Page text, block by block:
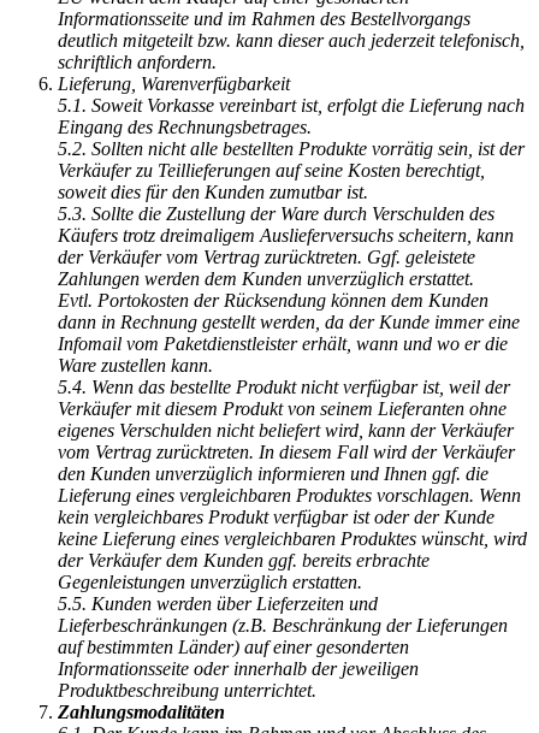
Informationsseite und im Rahmen des Bestellvorgangs
deutlich mitgeteilt bzw. kann dieser auch jederzeit telefonisch,
schriftlich anfordern.
Lieferung, Warenverfügbarkeit
5.1. Soweit Vorkasse vereinbart ist, erfolgt die Lieferung nach
Eingang des Rechnungsbetrages.
5.2. Sollten nicht alle bestellten Produkte vorrätig sein, ist der
Verkäufer zu Teillieferungen auf seine Kosten berechtigt,
soweit dies für den Kunden zumutbar ist.
5.3. Sollte die Zustellung der Ware durch Verschulden des
Käufers trotz dreimaligem Auslieferversuchs scheitern, kann
der Verkäufer vom Vertrag zurücktreten. Ggf. geleistete
Zahlungen werden dem Kunden unverzüglich erstattet.
Evtl. Portokosten der Rücksendung können dem Kunden
dann in Rechnung gestellt werden, da der Kunde immer eine
Infomail vom Paketdienstleister erhält, wann und wo er die
Ware zustellen kann.
5.4. Wenn das bestellte Produkt nicht verfügbar ist, weil der
Verkäufer mit diesem Produkt von seinem Lieferanten ohne
eigenes Verschulden nicht beliefert wird, kann der Verkäufer
vom Vertrag zurücktreten. In diesem Fall wird der Verkäufer
den Kunden unverzüglich informieren und Ihnen ggf. die
Lieferung eines vergleichbaren Produktes vorschlagen. Wenn
kein vergleichbares Produkt verfügbar ist oder der Kunde
keine Lieferung eines vergleichbaren Produktes wünscht, wird
der Verkäufer dem Kunden ggf. bereits erbrachte
Gegenleistungen unverzüglich erstatten.
5.5. Kunden werden über Lieferzeiten und
Lieferbeschränkungen (z.B. Beschränkung der Lieferungen
auf bestimmten Länder) auf einer gesonderten
Informationsseite oder innerhalb der jeweiligen
Produktbeschreibung unterrichtet.
Zahlungsmodalitäten